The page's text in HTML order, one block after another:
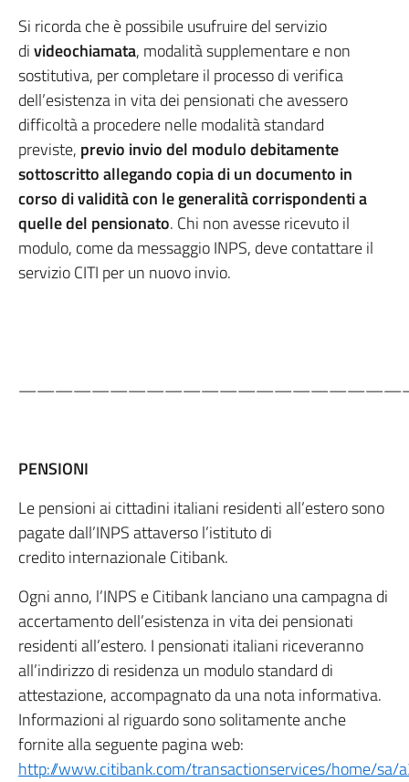
Si ricorda che è possibile usufruire del servizio
divideochiamata, modalità supplementare e non
sostitutiva, per completare il processo di verifica
dell’esistenza in vita dei pensionati che avessero
difficoltà a procedere nelle modalità standard
previste, previo invio del modulo debitamente
sottoscritto allegando copia di un documento in
corso di validità con le generalità corrispondenti a
quelle del pensionato. Chi non avesse ricevuto il
modulo, come da messaggio INPS, deve contattare il
servizio CITI per un nuovo invio.
PENSIONI
Le pensioni ai cittadini italiani residenti all’estero sono
pagate dall’INPS attaverso l’istituto di
credito internazionale Citibank.
Ogni anno, l’INPS e Citibank lanciano una campagna di
accertamento dell’esistenza in vita dei pensionati
residenti all’estero. I pensionati italiani riceveranno
all’indirizzo di residenza un modulo standard di
attestazione, accompagnato da una nota informativa.
Informazioni al riguardo sono solitamente anche
fornite alla seguente pagina web:
http://www.citibank.com/transactionservices/home/sa/